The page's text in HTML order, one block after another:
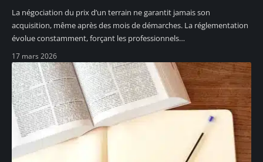
La négociation du prix d’un terrain ne garantit jamais son
acquisition, même après des mois de démarches. La réglementation
évolue constamment, forçant les professionnels…
17 mars 2026